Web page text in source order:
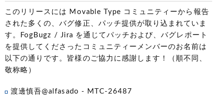
このリリースには Movable Type コミュニティーから報告
された多くの、バグ修正、パッチ提供が取り込まれていま
す。FogBugz / Jira を通じてパッチおよび、バグレポート
を提供してくださったコミュニティーメンバーのお名前は
以下の通りです。皆様のご協力に感謝します！（順不同、
敬称略）
渡邊慎吾@alfasado - MTC-26487